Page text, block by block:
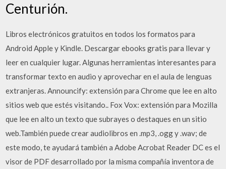
Centurión.
Libros electrónicos gratuitos en todos los formatos para
Android Apple y Kindle. Descargar ebooks gratis para llevar y
leer en cualquier lugar. Algunas herramientas interesantes para
transformar texto en audio y aprovechar en el aula de lenguas
extranjeras. Announcify: extensión para Chrome que lee en alto
sitios web que estés visitando.. Fox Vox: extensión para Mozilla
que lee en alto un texto que subrayes o destaques en un sitio
web.También puede crear audiolibros en .mp3, .ogg y .wav; de
este modo, te ayudará también a Adobe Acrobat Reader DC es el
visor de PDF desarrollado por la misma compañía inventora de